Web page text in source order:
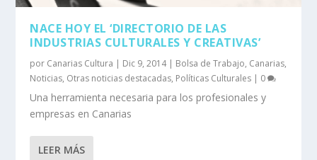
NACE HOY EL ‘DIRECTORIO DE LAS
INDUSTRIAS CULTURALES Y CREATIVAS’
por Canarias Cultura | Dic 9, 2014| Bolsa de Trabajo, Canarias,
Noticias, Otras noticias destacadas, Políticas Culturales | 0
Una herramienta necesaria para los profesionales y
empresas en Canarias
LEER MÁS